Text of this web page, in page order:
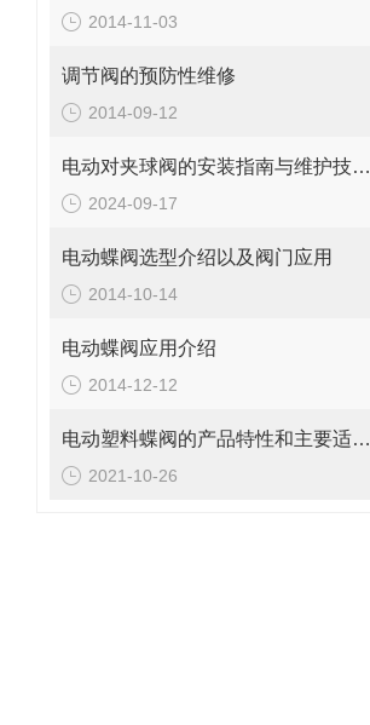
2014-11-03
调节阀的预防性维修
2014-09-12
电动对夹球阀的安装指南与维护技巧说明
2024-09-17
电动蝶阀选型介绍以及阀门应用
2014-10-14
电动蝶阀应用介绍
2014-12-12
电动塑料蝶阀的产品特性和主要适用场合
2021-10-26